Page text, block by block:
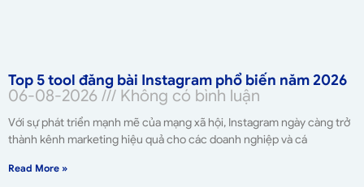
Top 5 tool đăng bài Instagram phổ biến năm 2026
06-08-2026 Không có bình luận
Với sự phát triển mạnh mẽ của mạng xã hội, Instagram ngày càng trở
thành kênh marketing hiệu quả cho các doanh nghiệp và cá
Read More »